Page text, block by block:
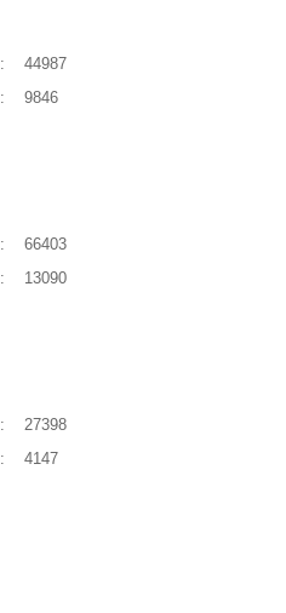
:
44987
: 9846
:
66403
: 13090
:
27398
: 4147